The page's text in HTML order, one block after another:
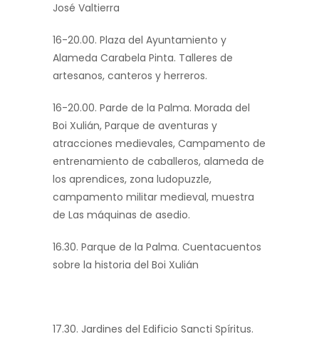
José Valtierra
16-20.00. Plaza del Ayuntamiento y
Alameda Carabela Pinta. Talleres de
artesanos, canteros y herreros.
16-20.00. Parde de la Palma. Morada del
Boi Xulián, Parque de aventuras y
atracciones medievales, Campamento de
entrenamiento de caballeros, alameda de
los aprendices, zona ludopuzzle,
campamento militar medieval, muestra
de Las máquinas de asedio.
16.30. Parque de la Palma. Cuentacuentos
sobre la historia del Boi Xulián
17.30. Jardines del Edificio Sancti Spíritus.